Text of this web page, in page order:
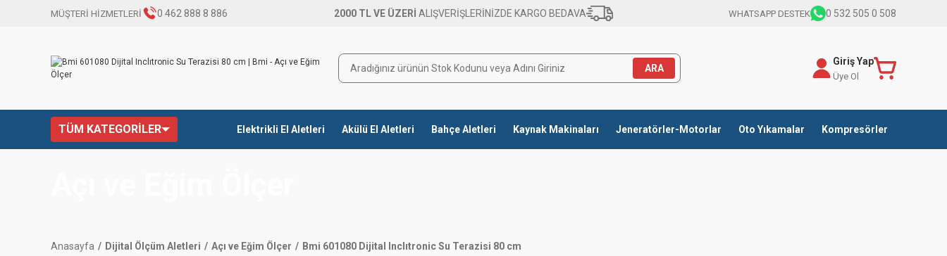
MÜŞTERİ HİZMETLERİ 0 462 888 8 886 2000 TL VE ÜZERİ ALIŞVERİŞLERİNİZDE KARGO BEDAVA WHATSAPP DESTEK 0 532 505 0 508
ARA
Giriş Yap
Üye Ol
TÜM KATEGORİLER Elektrikli El Aletleri Akülü El Aletleri Bahçe Aletleri Kaynak Makinaları Jeneratörler-Motorlar Oto Yıkamalar Kompresörler
Anasayfa Dijital Ölçüm Aletleri Açı ve Eğim Ölçer Bmi 601080 Dijital Inclıtronic Su Terazisi 80 cm